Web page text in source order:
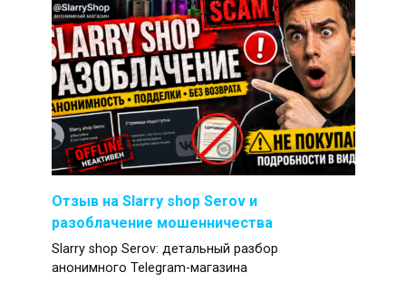
Отзыв на Slarry shop Serov и
разоблачение мошенничества
Slarry shop Serov: детальный разбор
анонимного Telegram-магазина